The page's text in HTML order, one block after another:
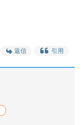
返信 引用